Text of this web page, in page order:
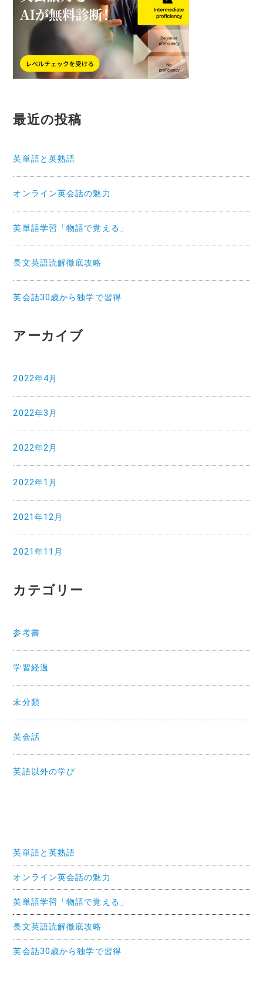
最近の投稿
英単語と英熟語
オンライン英会話の魅力
英単語学習「物語で覚える」
長文英語読解徹底攻略
英会話30歳から独学で習得
アーカイブ
2022年4月
2022年3月
2022年2月
2022年1月
2021年12月
2021年11月
カテゴリー
参考書
学習経過
未分類
英会話
英語以外の学び
英単語と英熟語
オンライン英会話の魅力
英単語学習「物語で覚える」
長文英語読解徹底攻略
英会話30歳から独学で習得